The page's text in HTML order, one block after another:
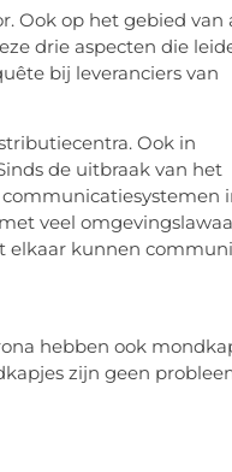
Ook op het gebied van
drie aspecten die
bij leveranciers van
Ook in
de uitbraak van het
veel
elkaar kunnen
hebben ook
zijn geen